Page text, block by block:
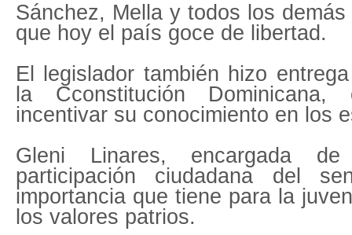
Sánchez, Mella y todos los
que hoy el país goce de libertad.
El legislador también hizo
la Cconstitución
incentivar su conocimiento en los
Gleni Linares, encargada
participación ciudadana del
importancia que tiene para la
los valores patrios.